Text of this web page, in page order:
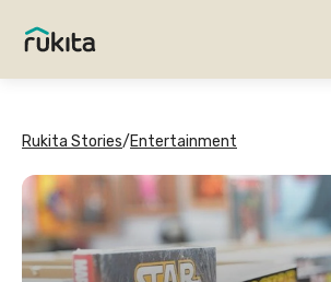
Rukita Stories/Entertainment